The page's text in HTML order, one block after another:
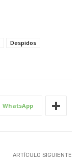
Despidos
WhatsApp
ARTÍCULO SIGUIENTE